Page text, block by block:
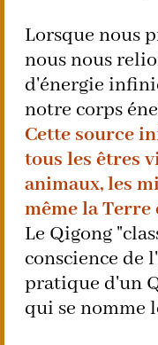
Lorsque nous
nous nous
d'énergie
notre corps
Cette source
tous les êtres
animaux, les
même la
Le Qigong
conscience de
pratique d'un
qui se nomme